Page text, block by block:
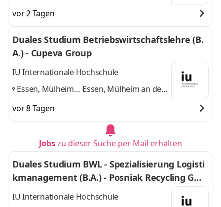
vor 2 Tagen
Duales Studium Betriebswirtschaftslehre (B.
A.) - Cupeva Group
IU Internationale Hochschule
Essen, Mülheim
Dortmund
Essen, Mülheim an der
vor 8 Tagen
Jobszu dieser Suche per Mail erhalten
Duales Studium BWL - Spezialisierung Logisti
kmanagement (B.A.) - Posniak Recycling Gmb
H
IU Internationale Hochschule